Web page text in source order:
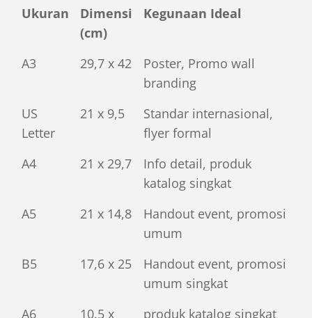
Ukuran
Dimensi
(cm)
Kegunaan Ideal
A3 29,7 x 42
Poster, Promo wall
branding
US
Letter
21 x 9,5
Standar internasional,
flyer formal
A4
21 x 29,7
Info detail, produk
katalog singkat
A5
21 x 14,8
Handout event, promosi
umum
B5
17,6 x 25
Handout event, promosi
umum singkat
A6
10,5 x
produk katalog singkat